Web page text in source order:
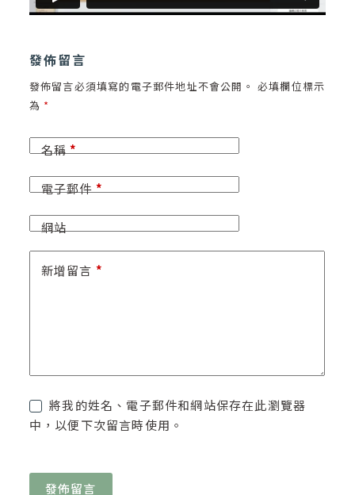
發佈留言
發佈留言必須填寫的電子郵件地址不會公開。 必填欄位標示
為 *
名稱*
電子郵件*
網站
新增留言 *
將我的姓名、電子郵件和網站保存在此瀏覽器
中，以便下次留言時使用。
發佈留言